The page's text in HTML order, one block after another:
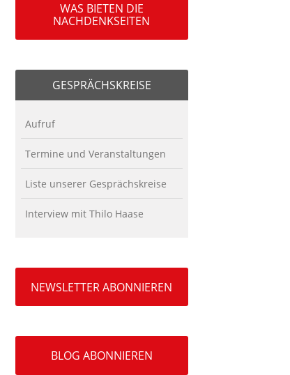
WAS BIETEN DIE
NACHDENKSEITEN
GESPRÄCHSKREISE
Aufruf
Termine und Veranstaltungen
Liste unserer Gesprächskreise
Interview mit Thilo Haase
NEWSLETTER ABONNIEREN
BLOG ABONNIEREN